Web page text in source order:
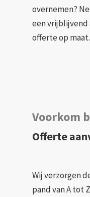
overnemen?
een vrijblijvend
offerte op maat.
Voorkom
Offerte
Wij verzorgen
pand van A tot